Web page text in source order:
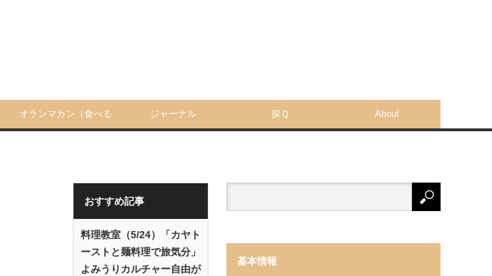
オランマカン（食べる ジャーナル 探Ｑ About
おすすめ記事
料理教室（5/24）「カヤト
ーストと麺料理で旅気分」
よみうりカルチャー自由が
基本情報